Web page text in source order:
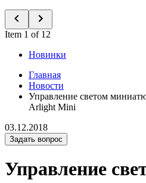
Item 1 of 12
Новинки
Главная
Новости
Управление светом
Arlight Mini
03.12.2018
Задать вопрос
Управление